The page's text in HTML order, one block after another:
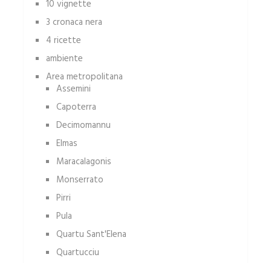
10 vignette
3 cronaca nera
4 ricette
ambiente
Area metropolitana
Assemini
Capoterra
Decimomannu
Elmas
Maracalagonis
Monserrato
Pirri
Pula
Quartu Sant'Elena
Quartucciu